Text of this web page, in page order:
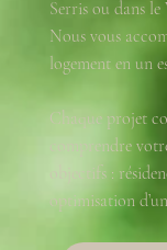
Serris ou dans le
Nous vous
logement en un
Chaque projet
comprendre
objectifs :
optimisation